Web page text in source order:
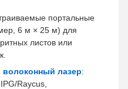
портальные
6 м × 25 м) для
листов или
волоконный лазер:
Raycus,